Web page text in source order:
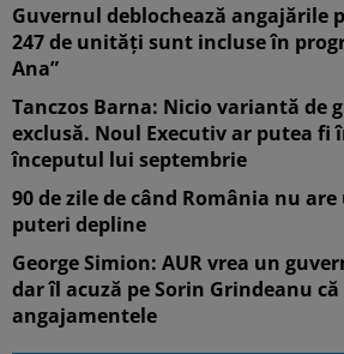
Guvernul deblochează angajările
247 de unități sunt incluse în
Ana”
Tanczos Barna: Nicio variantă de
exclusă. Noul Executiv ar putea fi
începutul lui septembrie
90 de zile de când România nu
puteri depline
George Simion: AUR vrea un
dar îl acuză pe Sorin Grindeanu
angajamentele